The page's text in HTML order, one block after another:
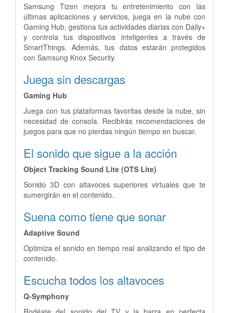
Samsung Tizen mejora tu entretenimiento con las
últimas aplicaciones y servicios, juega en la nube con
Gaming Hub, gestiona tus actividades diarias con Daily+
y controla tus dispositivos inteligentes a través de
SmartThings. Además, tus datos estarán protegidos
con Samsung Knox Security.
Juega sin descargas
Gaming Hub
Juega con tus plataformas favoritas desde la nube, sin
necesidad de consola. Recibirás recomendaciones de
juegos para que no pierdas ningún tiempo en buscar.
El sonido que sigue a la acción
Object Tracking Sound Lite (OTS Lite)
Sonido 3D con altavoces superiores virtuales que te
sumergirán en el contenido.
Suena como tiene que sonar
Adaptive Sound
Optimiza el sonido en tiempo real analizando el tipo de
contenido.
Escucha todos los altavoces
Q-Symphony